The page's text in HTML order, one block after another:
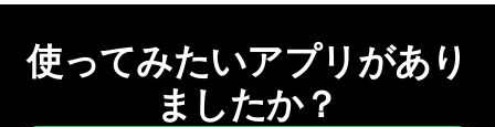
使ってみたいアプリがあり
ましたか？